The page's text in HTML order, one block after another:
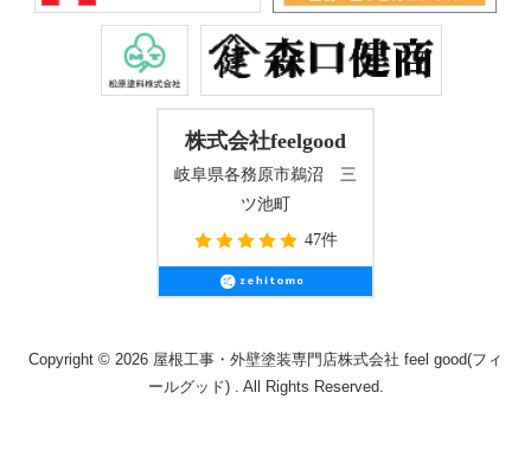
株式会社feelgood
岐阜県各務原市鵜沼 三
ツ池町
47件
Copyright © 2026 屋根工事・外壁塗装専門店株式会社 feel good(フィ
ールグッド) . All Rights Reserved.